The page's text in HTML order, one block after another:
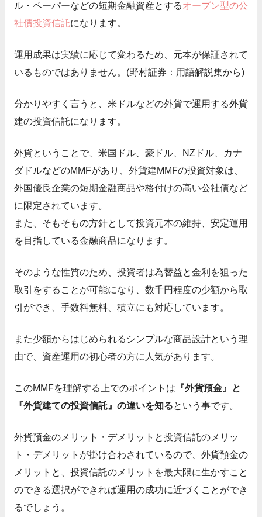
ル・ペーパーなどの短期金融資産とするオープン型の公
社債投資信託になります。
運用成果は実績に応じて変わるため、元本が保証されて
いるものではありません。(野村証券：用語解説集から)
分かりやすく言うと、米ドルなどの外貨で運用する外貨
建の投資信託になります。
外貨ということで、米国ドル、豪ドル、NZドル、カナ
ダドルなどのMMFがあり、外貨建MMFの投資対象は、
外国優良企業の短期金融商品や格付けの高い公社債など
に限定されています。
また、そもそもの方針として投資元本の維持、安定運用
を目指している金融商品になります。
そのような性質のため、投資者は為替益と金利を狙った
取引をすることが可能になり、数千円程度の少額から取
引ができ、手数料無料、積立にも対応しています。
また少額からはじめられるシンプルな商品設計という理
由で、資産運用の初心者の方に人気があります。
このMMFを理解する上でのポイントは 『外貨預金』と
『外貨建ての投資信託』の違いを知るという事です。
外貨預金のメリット・デメリットと投資信託のメリッ
ト・デメリットが掛け合わされているので、外貨預金の
メリットと、投資信託のメリットを最大限に生かすこと
のできる選択ができれば運用の成功に近づくことができ
るでしょう。